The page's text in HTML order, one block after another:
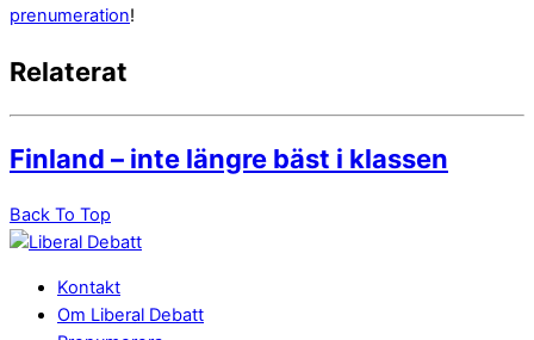
prenumeration!
Relaterat
Finland – inte längre bäst i klassen
Back To Top
Kontakt
Om Liberal Debatt